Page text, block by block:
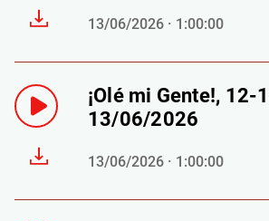
13/06/2026 · 1:00:00
¡Olé mi Gente!, 12-
13/06/2026
13/06/2026 · 1:00:00